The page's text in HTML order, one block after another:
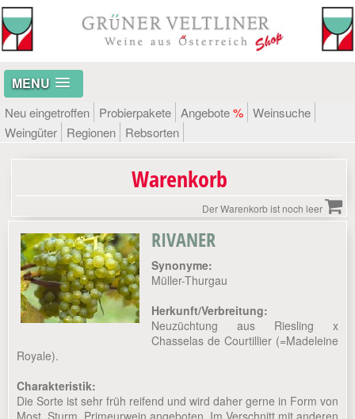
MENU
Neu eingetroffen Probierpakete Angebote% Weinsuche
Weingüter
Regionen Rebsorten
Warenkorb
Der Warenkorb ist noch leer
RIVANER
Synonyme:
Müller-Thurgau
Herkunft/Verbreitung:
Neuzüchtung aus Riesling x
Chasselas de Courtillier (=Madeleine
Royale).
Charakteristik:
Die Sorte ist sehr früh reifend und wird daher gerne in Form von